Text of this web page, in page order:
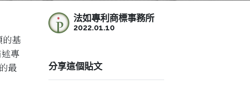
的基
專
最
法如專利商標事務所
2022.01.10
分享這個貼文